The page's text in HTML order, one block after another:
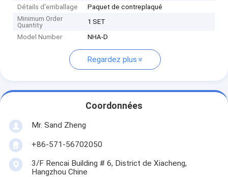
Détails d'emballage
Paquet de contreplaqué
Minimum Order
Quantity
1 SET
Model Number
NHA-D
Regardez plus
Coordonnées
Mr. Sand Zheng
+86-571-56702050
3/F Rencai Building # 6, District de Xiacheng,
Hangzhou Chine